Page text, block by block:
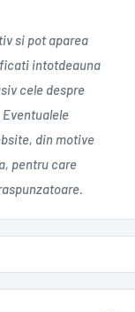
si pot aparea
intotdeauna
cele despre
din motive
pentru care